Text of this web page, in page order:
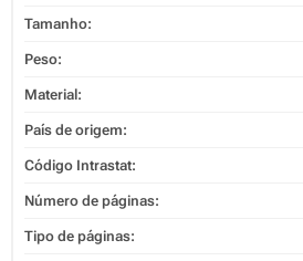
Tamanho:
Peso:
Material:
País de origem:
Código Intrastat:
Número de páginas:
Tipo de páginas: